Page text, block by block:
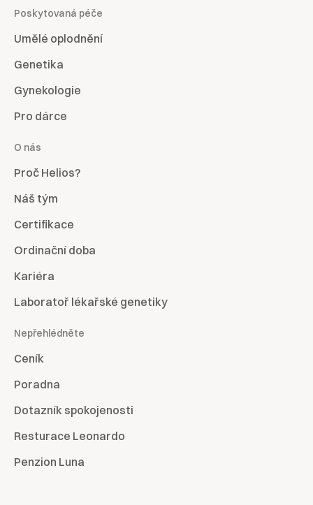
Poskytovaná péče
Umělé oplodnění
Genetika
Gynekologie
Pro dárce
O nás
Proč Helios?
Náš tým
Certifikace
Ordinační doba
Kariéra
Laboratoř lékařské genetiky
Nepřehlédněte
Ceník
Poradna
Dotazník spokojenosti
Resturace Leonardo
Penzion Luna